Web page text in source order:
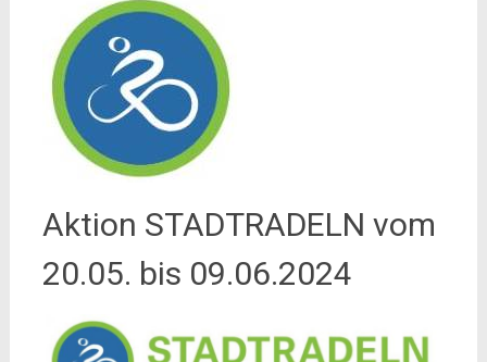
Aktion STADTRADELN vom
20.05. bis 09.06.2024